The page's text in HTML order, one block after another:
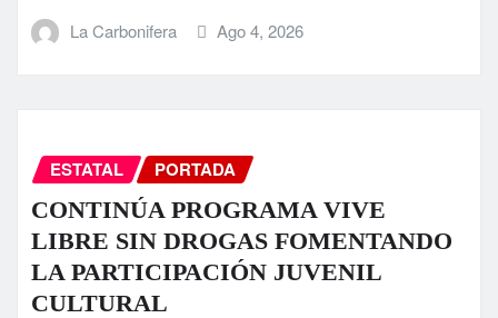
La Carbonifera Ago 4, 2026
ESTATAL PORTADA
CONTINÚA PROGRAMA VIVE
LIBRE SIN DROGAS FOMENTANDO
LA PARTICIPACIÓN JUVENIL
CULTURAL